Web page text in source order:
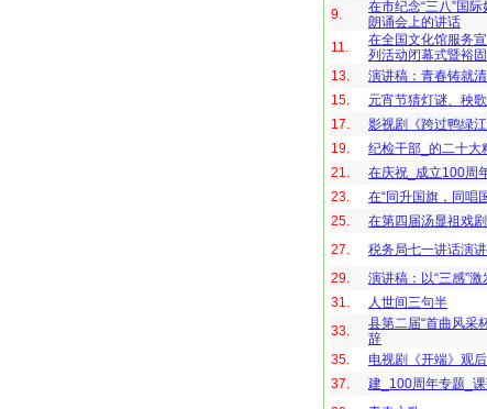
9.
在市纪念“三八”国
朗诵会上的讲话
11.
在全国文化馆服务
列活动闭幕式暨裕
13.
演讲稿：青春铸就
15.
元宵节猜灯谜、秧
17.
影视剧《跨过鸭绿
19.
纪检干部_的二十大
21.
在庆祝_成立100周
23.
在“同升国旗，同唱
25.
在第四届汤显祖戏
27.
税务局七一讲话演
29.
演讲稿：以“三感”
31.
人世间三句半
33.
县第二届“首曲风采
辞
35.
电视剧《开端》观后
37.
建_100周年专题_